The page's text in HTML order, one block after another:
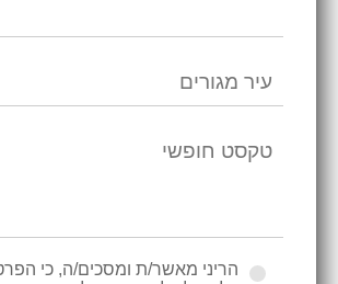
הריני מאשר/ת ומסכים/ה, כי